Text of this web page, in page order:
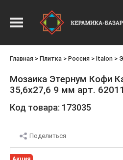
Главная > Плитка > Россия > Italon >
Мозаика Этернум Кофи
35,6x27,6 9 мм арт.
Код товара: 173035
Поделиться